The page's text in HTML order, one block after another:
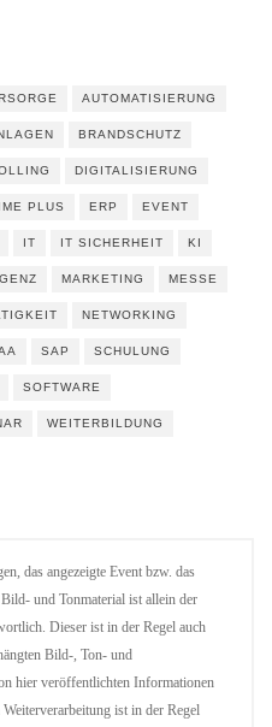
AUTOMATISIERUNG
BRANDSCHUTZ
DIGITALISIERUNG
PLUS ERP EVENT
IT IT SICHERHEIT KI
MARKETING MESSE
NETWORKING
SAP SCHULUNG
SOFTWARE
WEITERBILDUNG
das angezeigte Event bzw. das
und Tonmaterial ist allein der
Dieser ist in der Regel auch
Bild-, Ton- und
hier veröffentlichten Informationen
ist in der Regel